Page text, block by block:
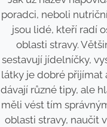
poradci, neboli
jsou lidé, kteří radí
oblasti stravy.
sestavují jídelníčky,
látky je dobré přijímat
dávají různé tipy, ale
měli vést tím
oblasti stravy, naučit